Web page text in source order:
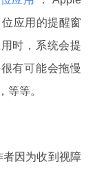
应用的提醒窗
时，系统会提
有可能会拖慢
等等。
者因为收到视障